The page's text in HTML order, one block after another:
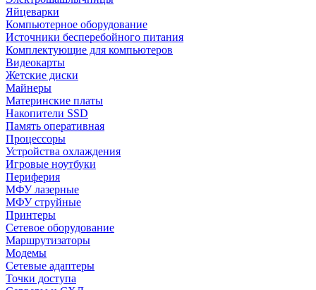
Яйцеварки
Компьютерное оборудование
Источники бесперебойного питания
Комплектующие для компьютеров
Видеокарты
Жетские диски
Майнеры
Материнские платы
Накопители SSD
Память оперативная
Процессоры
Устройства охлаждения
Игровые ноутбуки
Периферия
МФУ лазерные
МФУ струйные
Принтеры
Сетевое оборудование
Маршрутизаторы
Модемы
Сетевые адаптеры
Точки доступа